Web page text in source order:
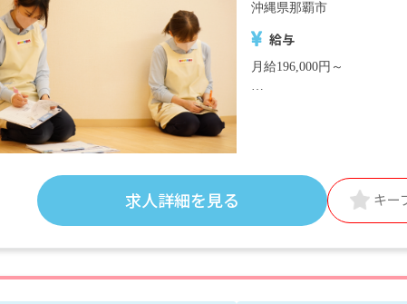
沖縄県那覇市
給与
月給196,000円～
■時間外手当
■昇給（年1回）
求人詳細を見る キー